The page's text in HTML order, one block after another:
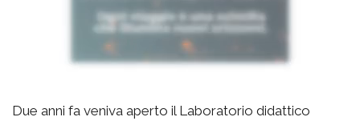
Due anni fa veniva aperto il Laboratorio didattico